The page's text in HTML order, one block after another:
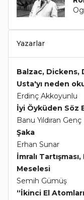
Yazarlar
Balzac, Dickens,
Usta'yı neden
Erdinç Akkoyunlu
İyi Öyküden Söz
Banu Yıldıran Genç
Şaka
Erhan Sunar
İmralı
Meselesi
Semih Gümüş
“İkinci El